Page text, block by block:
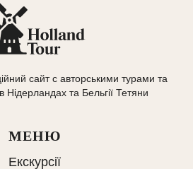
сайт с авторськими турами та
Нідерландах та Бельгії Тетяни
МЕНЮ
Екскурсії